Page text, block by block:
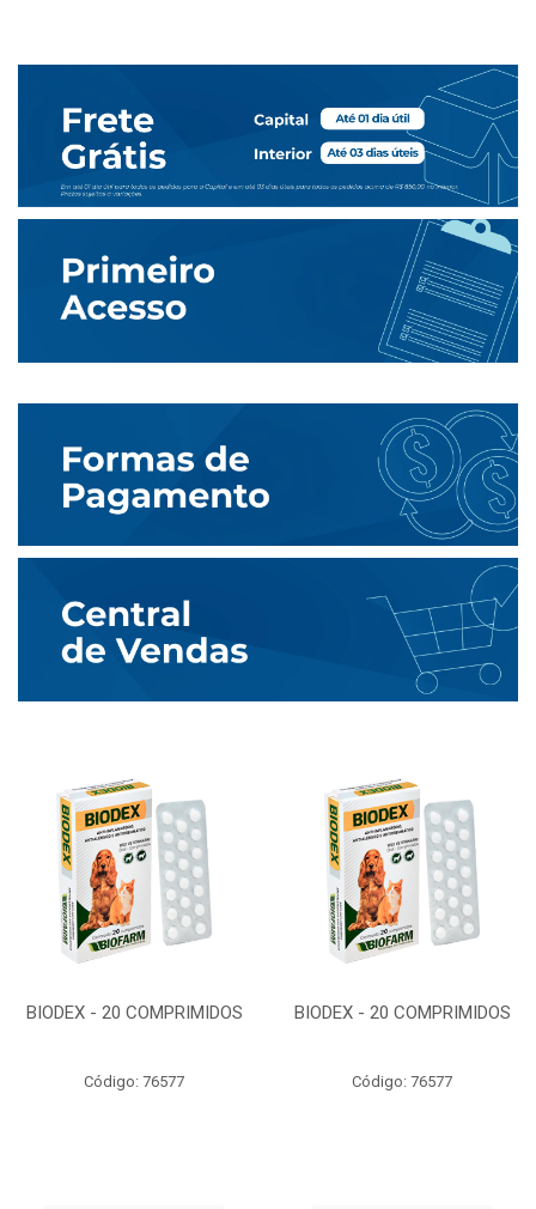
BIODEX - 20 COMPRIMIDOS
Código: 76577
BIODEX - 20 COMPRIMIDOS
Código: 76577